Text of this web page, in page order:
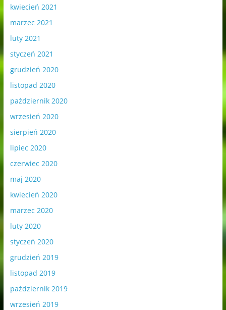
kwiecień 2021
marzec 2021
luty 2021
styczeń 2021
grudzień 2020
listopad 2020
październik 2020
wrzesień 2020
sierpień 2020
lipiec 2020
czerwiec 2020
maj 2020
kwiecień 2020
marzec 2020
luty 2020
styczeń 2020
grudzień 2019
listopad 2019
październik 2019
wrzesień 2019